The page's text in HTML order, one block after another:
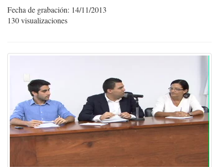
Fecha de grabación: 14/11/2013
130 visualizaciones